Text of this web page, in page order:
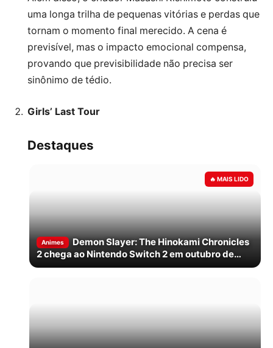
uma longa trilha de pequenas vitórias e perdas que
tornam o momento final merecido. A cena é
previsível, mas o impacto emocional compensa,
provando que previsibilidade não precisa ser
sinônimo de tédio.
Girls’ Last Tour
Destaques
Animes
Demon Slayer: The Hinokami Chronicles
2 chega ao Nintendo Switch 2 em outubro de
2026